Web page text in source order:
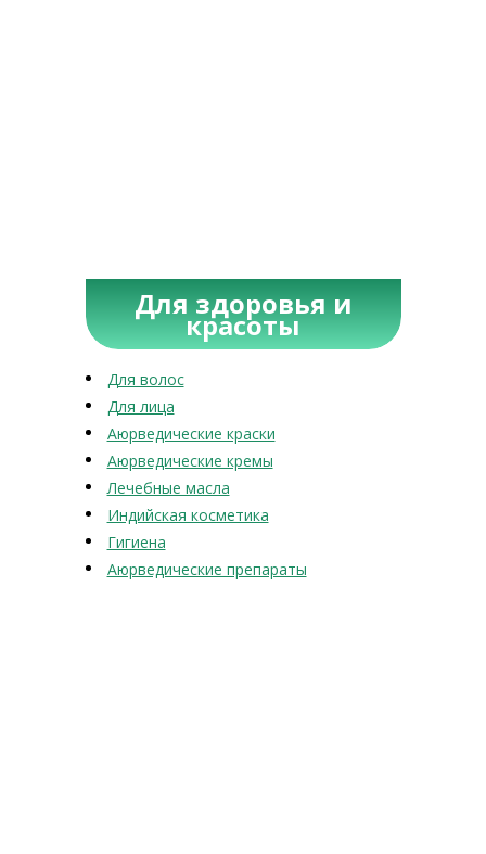
Для здоровья и
красоты
Для волос
Для лица
Аюрведические краски
Аюрведические кремы
Лечебные масла
Индийская косметика
Гигиена
Аюрведические препараты